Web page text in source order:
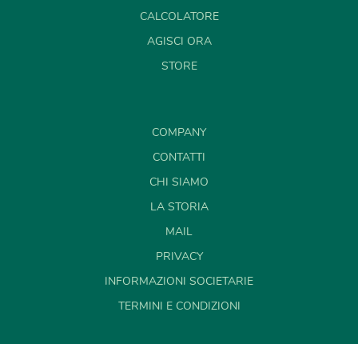
CALCOLATORE
AGISCI ORA
STORE
COMPANY
CONTATTI
CHI SIAMO
LA STORIA
MAIL
PRIVACY
INFORMAZIONI SOCIETARIE
TERMINI E CONDIZIONI